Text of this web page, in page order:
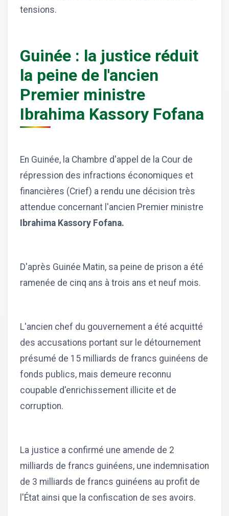
tensions.
Guinée : la justice réduit
la peine de l'ancien
Premier ministre
Ibrahima Kassory Fofana
En Guinée, la Chambre d'appel de la Cour de
répression des infractions économiques et
financières (Crief) a rendu une décision très
attendue concernant l'ancien Premier ministre
Ibrahima Kassory Fofana.
D'après Guinée Matin, sa peine de prison a été
ramenée de cinq ans à trois ans et neuf mois.
L'ancien chef du gouvernement a été acquitté
des accusations portant sur le détournement
présumé de 15 milliards de francs guinéens de
fonds publics, mais demeure reconnu
coupable d'enrichissement illicite et de
corruption.
La justice a confirmé une amende de 2
milliards de francs guinéens, une indemnisation
de 3 milliards de francs guinéens au profit de
l'État ainsi que la confiscation de ses avoirs.